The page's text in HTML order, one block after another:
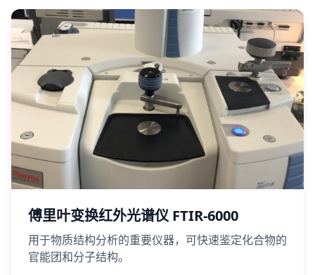
傅里叶变换红外光谱仪 FTIR-6000
用于物质结构分析的重要仪器，可快速鉴定化合物的
官能团和分子结构。